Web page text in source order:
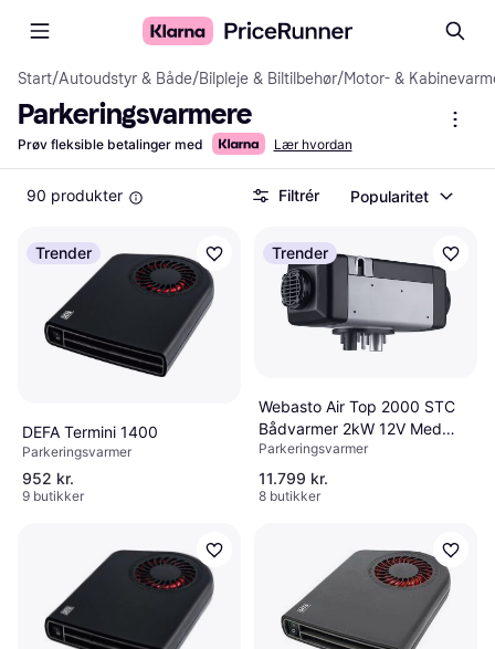
Start/Autoudstyr & Både/Bilpleje & Biltilbehør/Motor- &
Parkeringsvarmere
Prøv fleksible betalinger med Lær hvordan
90 produkter Filtrér Popularitet
Trender
DEFA Termini 1400
Parkeringsvarmer
952 kr.
9 butikker
Trender
Webasto Air Top 2000 STC
Bådvarmer 2kW 12V Med
Monteringsdel
Parkeringsvarmer
11.799 kr.
8 butikker